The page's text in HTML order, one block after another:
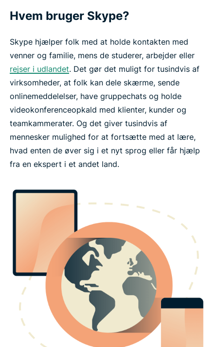
Hvem bruger Skype?
Skype hjælper folk med at holde kontakten med
venner og familie, mens de studerer, arbejder eller
rejser i udlandet. Det gør det muligt for tusindvis af
virksomheder, at folk kan dele skærme, sende
onlinemeddelelser, have gruppechats og holde
videokonferenceopkald med klienter, kunder og
teamkammerater. Og det giver tusindvis af
mennesker mulighed for at fortsætte med at lære,
hvad enten de øver sig i et nyt sprog eller får hjælp
fra en ekspert i et andet land.